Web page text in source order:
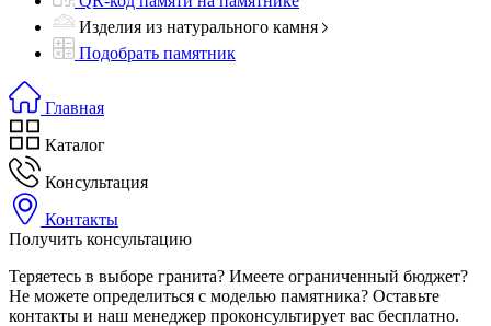
Изделия из натурального камня
Подобрать памятник
Главная
Каталог
Консультация
Контакты
Получить консультацию
Теряетесь в выборе гранита? Имеете ограниченный бюджет?
Не можете определиться с моделью памятника? Оставьте
контакты и наш менеджер проконсультирует вас бесплатно.